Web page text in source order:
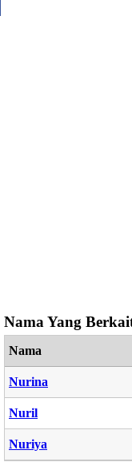
Nama Yang
Nama
Nurina
Nuril
Nuriya